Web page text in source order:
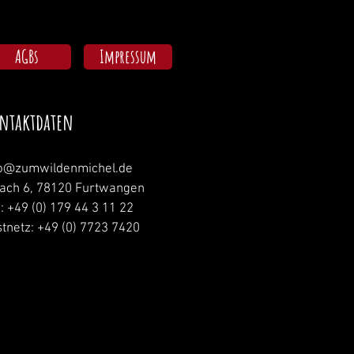
AGBs Impressum
6, 78120 Furtwangen
+49 (0) 179 44 3 11 22
+49 (0) 7723 7420